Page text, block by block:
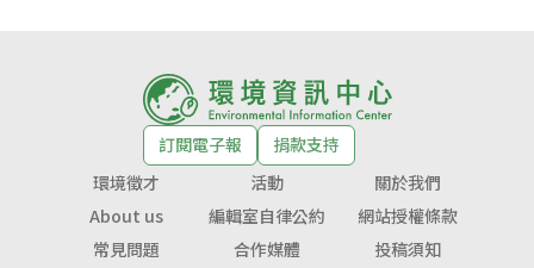
訂閱電子報
捐款支持
環境徵才
活動
關於我們
About us
編輯室自律公約
網站授權條款
常見問題
合作媒體 投稿須知